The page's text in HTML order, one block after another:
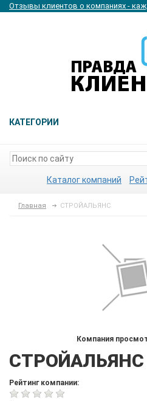
Отзывы клиентов о компаниях -
КАТЕГОРИИ
Каталог компаний
Главная СТРОЙАЛЬЯНС
Компания
СТРОЙАЛЬЯНС
Рейтинг компании: